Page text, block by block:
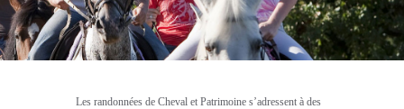
Les randonnées de Cheval et Patrimoine s’adressent à des